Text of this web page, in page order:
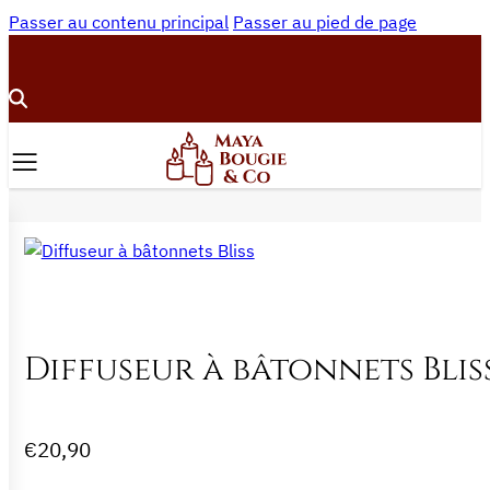
Passer au contenu principal Passer au pied de page
Diffuseur à bâtonnets
€20,90